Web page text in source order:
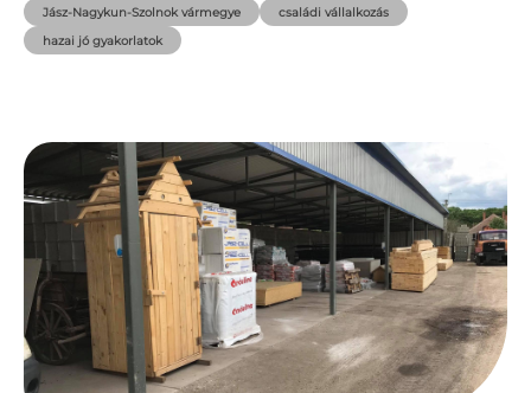
Jász-Nagykun-Szolnok vármegye
családi vállalkozás
hazai jó gyakorlatok